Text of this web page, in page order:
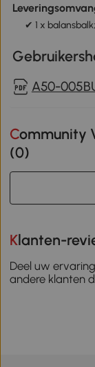
✔ 1 x balansbalk;
A50-
Community V&A (Vragen en Antwoorden)
(0)
Klanten-
Deel uw
andere klanten